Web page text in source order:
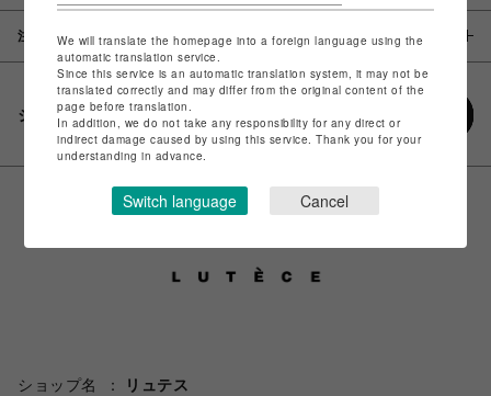
注意事項
シェアする
ショップ名
リュテス
We will translate the homepage into a foreign language using the
automatic translation service.
Since this service is an automatic translation system, it may not be
translated correctly and may differ from the original content of the
page before translation.
In addition, we do not take any responsibility for any direct or
indirect damage caused by using this service. Thank you for your
understanding in advance.
Switch language Cancel